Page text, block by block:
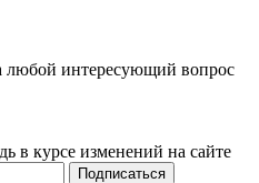
любой интересующий вопрос
в курсе изменений на сайте
Подписаться